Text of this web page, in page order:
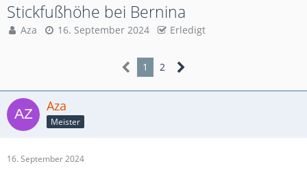
Stickfußhöhe bei Bernina
Aza 16. September 2024 Erledigt
1 2
Aza
Meister
16. September 2024